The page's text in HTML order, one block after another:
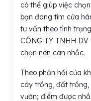
có thể giúp việc
bạn đang tìm cửa
tư vấn theo tình
CÔNG TY TNHH DV
chọn nên cân nhắc.
Theo phản hồi của
cây trồng, đất trồng,
vườn; điểm được